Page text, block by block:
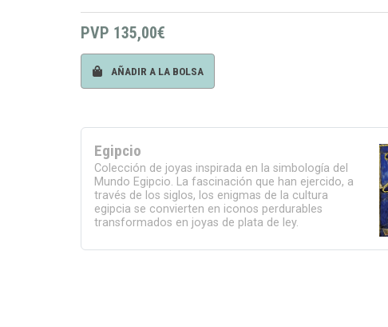
PVP 135,00€
AÑADIR A LA BOLSA
Egipcio
Colección de joyas inspirada en la simbología del
Mundo Egipcio. La fascinación que han ejercido, a
través de los siglos, los enigmas de la cultura
egipcia se convierten en iconos perdurables
transformados en joyas de plata de ley.